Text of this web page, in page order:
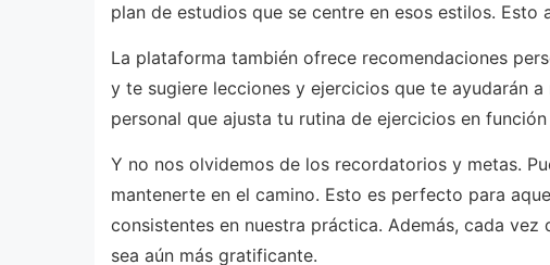
plan de estudios que se centre en esos estilos.
La plataforma también ofrece recomendaciones
y te sugiere lecciones y ejercicios que te ayudarán
personal que ajusta tu rutina de ejercicios en
Y no nos olvidemos de los recordatorios y metas.
mantenerte en el camino. Esto es perfecto para
consistentes en nuestra práctica. Además, cada
sea aún más gratificante.